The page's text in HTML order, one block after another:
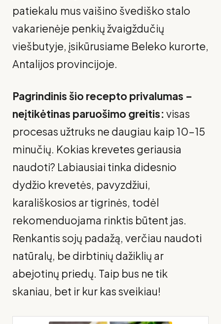
patiekalu mus vaišino švediško stalo
vakarienėje penkių žvaigždučių
viešbutyje, įsikūrusiame Beleko kurorte,
Antalijos provincijoje.
Pagrindinis šio recepto privalumas –
neįtikėtinas paruošimo greitis: visas
procesas užtruks ne daugiau kaip 10–15
minučių. Kokias krevetes geriausia
naudoti? Labiausiai tinka didesnio
dydžio krevetės, pavyzdžiui,
karališkosios ar tigrinės, todėl
rekomenduojama rinktis būtent jas.
Renkantis sojų padažą, verčiau naudoti
natūralų, be dirbtinių dažiklių ar
abejotinų priedų. Taip bus ne tik
skaniau, bet ir kur kas sveikiau!